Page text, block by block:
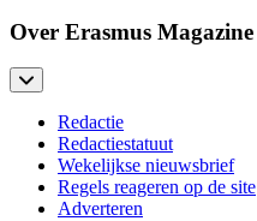
Over Erasmus Magazine
Redactie
Redactiestatuut
Wekelijkse nieuwsbrief
Regels reageren op de site
Adverteren